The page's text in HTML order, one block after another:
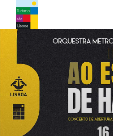
Logo de Turismo de Lisboa